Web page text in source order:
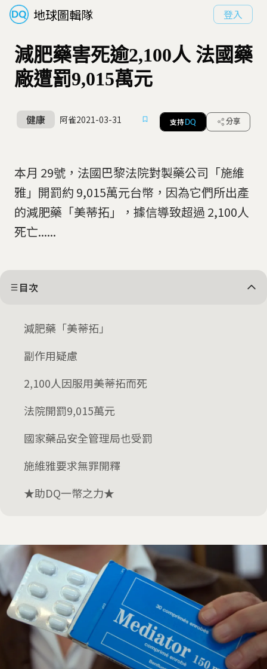
地球圖輯隊 登入
減肥藥害死逾2,100人 法國藥
廠遭罰9,015萬元
健康 阿雀2021-03-31 支持 DQ 分享
本月 29號，法國巴黎法院對製藥公司「施維
雅」開罰約 9,015萬元台幣，因為它們所出產
的減肥藥「美蒂拓」，據信導致超過 2,100人
死亡......
目次
減肥藥「美蒂拓」
副作用疑慮
2,100人因服用美蒂拓而死
法院開罰9,015萬元
國家藥品安全管理局也受罰
施維雅要求無罪開釋
★助DQ一幣之力★